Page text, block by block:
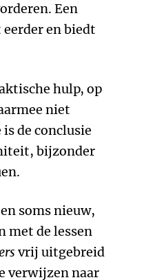
Een
en biedt
hulp, op
niet
de conclusie
bijzonder
soms nieuw,
met de lessen
vrij uitgebreid
verwijzen naar